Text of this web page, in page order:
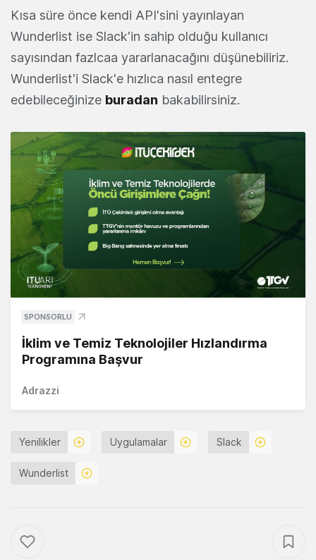
Kısa süre önce kendi API'sini yayınlayan
Wunderlist ise Slack'in sahip olduğu kullanıcı
sayısından fazlcaa yararlanacağını düşünebiliriz.
Wunderlist'i Slack'e hızlıca nasıl entegre
edebileceğinize buradan bakabilirsiniz.
SPONSORLU
İklim ve Temiz Teknolojiler Hızlandırma
Programına Başvur
Adrazzi
Yenilikler Uygulamalar Slack
Wunderlist